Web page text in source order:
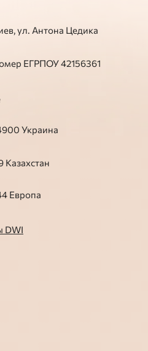
ул. Антона Цедика
ЕГРПОУ 42156361
Украина
Европа
Казахстан
DWI